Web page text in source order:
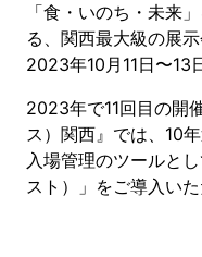
「食・いのち・未来
る、関西最大級の展
2023年10月11日〜13
2023年で11回目の開
ス）関西』では、10
入場管理のツールと
スト）」をご導入いた